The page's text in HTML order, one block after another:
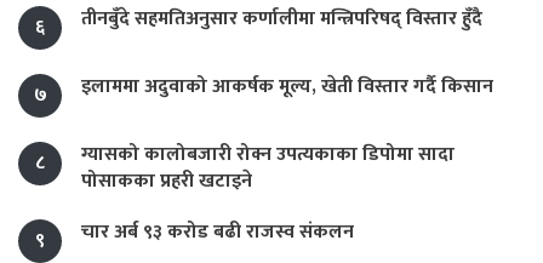
६ तीनबुँदे सहमतिअनुसार कर्णालीमा मन्त्रिपरिषद् विस्तार हुँदै
७ इलाममा अदुवाको आकर्षक मूल्य, खेती विस्तार गर्दै किसान
८
ग्यासको कालोबजारी रोक्न उपत्यकाका डिपोमा सादा
पोसाकका प्रहरी खटाइने
९
चार अर्ब ९३ करोड बढी राजस्व संकलन